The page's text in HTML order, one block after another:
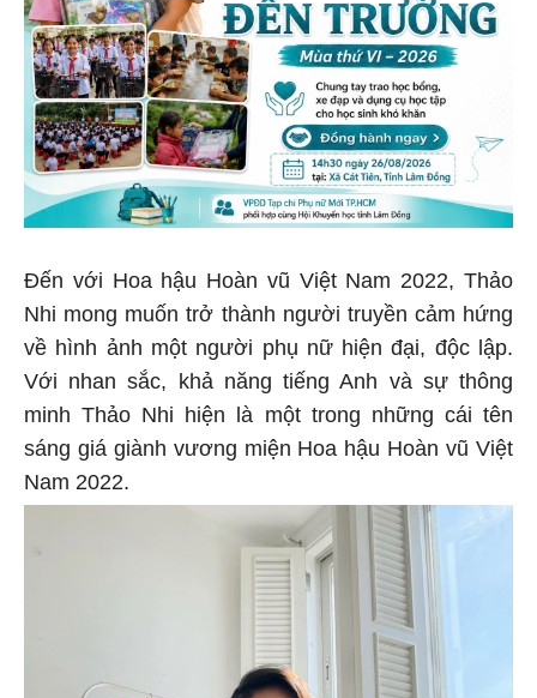
Đến với Hoa hậu Hoàn vũ Việt Nam 2022, Thảo
Nhi mong muốn trở thành người truyền cảm hứng
về hình ảnh một người phụ nữ hiện đại, độc lập.
Với nhan sắc, khả năng tiếng Anh và sự thông
minh Thảo Nhi hiện là một trong những cái tên
sáng giá giành vương miện Hoa hậu Hoàn vũ Việt
Nam 2022.